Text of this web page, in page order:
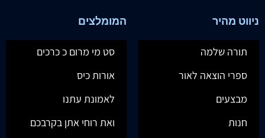
ניווט מהיר
תורה שלמה
ספרי הוצאה לאור
מבצעים
חנות
המומלצים
סט מי מרום כ כרכים
אורות כיס
לאמונת עתנו
ואת רוחי אתן בקרבכם